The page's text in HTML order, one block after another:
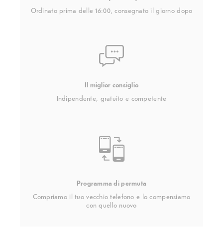
Ordinato prima delle 16:00, consegnato il giorno dopo
Il miglior consiglio
Indipendente, gratuito e competente
Programma di permuta
Compriamo il tuo vecchio telefono e lo compensiamo
con quello nuovo